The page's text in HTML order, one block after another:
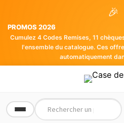
🎉
PROMOS 2026
Cumulez 4 Codes Remises, 11
l'ensemble du catalogue. Ces
automatiquement